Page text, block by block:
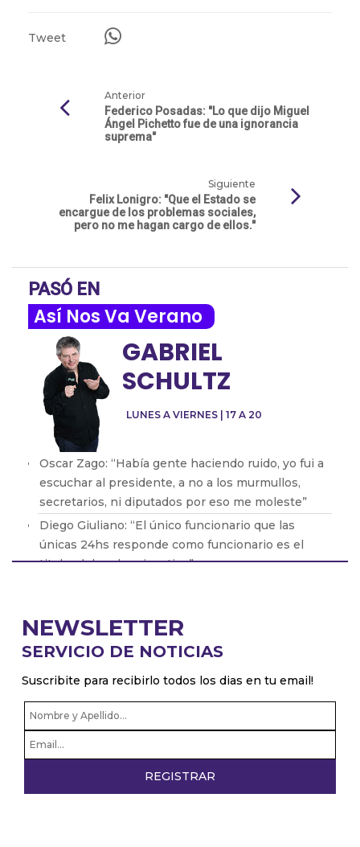
Tweet
Anterior
Federico Posadas: "Lo que dijo Miguel
Ángel Pichetto fue de una ignorancia
suprema"
Siguiente
Felix Lonigro: "Que el Estado se
encargue de los problemas sociales,
pero no me hagan cargo de ellos."
PASÓ EN
Así Nos Va Verano
LUNES A VIERNES | 17 A 20
GABRIEL
SCHULTZ
Oscar Zago: “Había gente haciendo ruido, yo fui a
escuchar al presidente, a no a los murmullos,
secretarios, ni diputados por eso me moleste”
Diego Giuliano: “El único funcionario que las
únicas 24hs responde como funcionario es el
titular del poder ejecutivo”
Pablo Juliano: “Los radicales con peluca
confirman que no sirven para nada”
regional, esta claro en sus acciones”
NEWSLETTER
SERVICIO DE NOTICIAS
Suscribite para recibirlo todos los dias en tu email!